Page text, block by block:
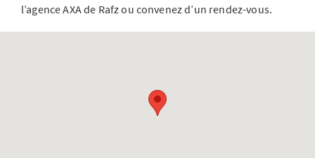
l’agence AXA de Rafz ou convenez d’un rendez-vous.